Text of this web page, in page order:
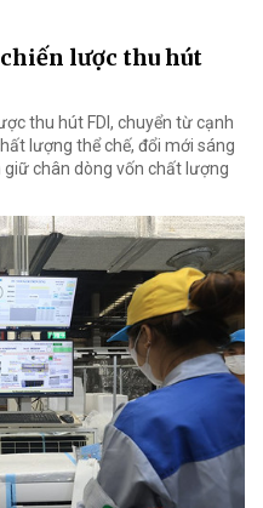
lược thu hút
thu hút FDI, chuyển từ cạnh
lượng thể chế, đổi mới sáng
chân dòng vốn chất lượng